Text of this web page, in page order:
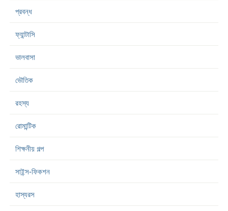
প্রবন্ধ
ফ্যান্টাসি
ভালবাসা
ভৌতিক
রহস্য
রোমান্টিক
শিক্ষনীয় গল্প
সাইন্স-ফিকশন
হাস্যরস